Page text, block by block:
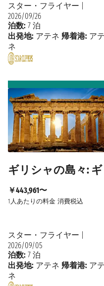
スター・フライヤー
2026/09/26
泊数: 7 泊
出発地: アテネ 帰着港: アテ
ネ
ギリシャの島々:
￥443,961〜
1人あたりの料金 消費税込
スター・フライヤー
2026/09/05
泊数: 7 泊
出発地: アテネ 帰着港: アテ
ネ